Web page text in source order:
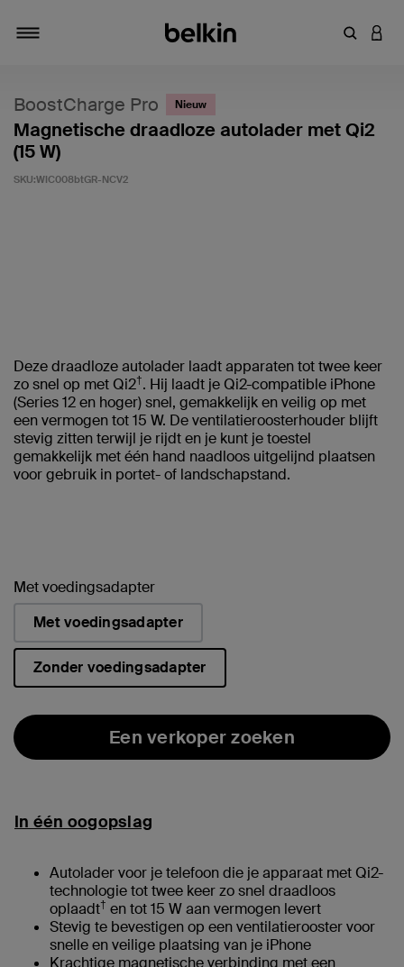
BoostCharge Pro Nieuw
Magnetische draadloze autolader met Qi2
(15 W)
SKU:WIC008btGR-NCV2
Deze draadloze autolader laadt apparaten tot twee keer
zo snel op met Qi2†. Hij laadt je Qi2-compatible iPhone
(Series 12 en hoger) snel, gemakkelijk en veilig op met
een vermogen tot 15 W. De ventilatieroosterhouder blijft
stevig zitten terwijl je rijdt en je kunt je toestel
gemakkelijk met één hand naadloos uitgelijnd plaatsen
voor gebruik in portet- of landschapstand.
Met voedingsadapter
Met voedingsadapter
Zonder voedingsadapter
Een verkoper zoeken
In één oogopslag
Autolader voor je telefoon die je apparaat met Qi2-
technologie tot twee keer zo snel draadloos
oplaadt† en tot 15 W aan vermogen levert
Stevig te bevestigen op een ventilatierooster voor
snelle en veilige plaatsing van je iPhone
Krachtige magnetische verbinding met een